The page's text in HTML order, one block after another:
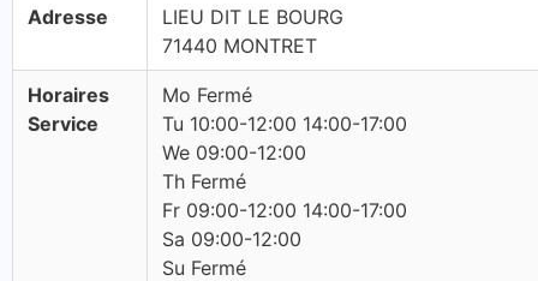
Adresse
LIEU DIT LE BOURG
71440 MONTRET
Horaires
Service
Mo Fermé
Tu 10:00-12:00 14:00-17:00
We 09:00-12:00
Th Fermé
Fr 09:00-12:00 14:00-17:00
Sa 09:00-12:00
Su Fermé